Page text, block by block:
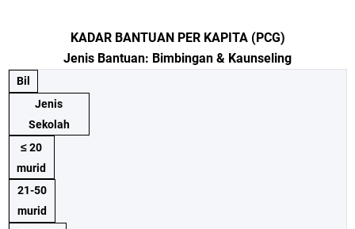
KADAR BANTUAN PER KAPITA (PCG)
Jenis Bantuan: Bimbingan & Kaunseling
Bil
Jenis
Sekolah
≤ 20
murid
21-50
murid